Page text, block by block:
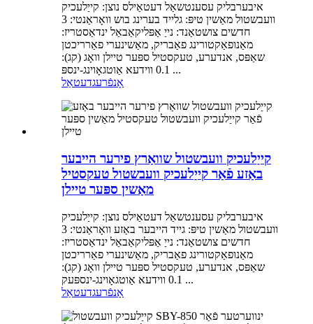
איבערבליק עסענטשאַל דעטאַילס נוצן: קייַלעכיק
וועבשטול מאַשין טיפּ: גלייד בערינג בוש וואָראַנטי: 3
חדשים צושטאַנד: נייַ אַפּליקאַבאַל ינדאַסטריז:
מאַנופאַקטורינג פאַבריק, מאַשינערי פאַרריכטן
שאַפּס, אנדערע, טעקסטיל ספּער טיילן וואָג (קג):
0.1 ווידעא אַוטגאָוינג-ינספּ ...
אָנפֿרעגדעטאַל
קייַלעכיק וועבשטול שוואַרץ פירער הייבער
באַזע פֿאַר קייַלעכיק וועבשטול טעקסטיל
מאַשין ספּער טיילן
איבערבליק עסענטשאַל דעטאַילס נוצן: קייַלעכיק
וועבשטול מאַשין טיפּ: גייד הייבער באַזע וואָראַנטי: 3
חדשים צושטאַנד: נייַ אַפּליקאַבאַל ינדאַסטריז:
מאַנופאַקטורינג פאַבריק, מאַשינערי פאַרריכטן
שאַפּס, אנדערע, טעקסטיל ספּער טיילן וואָג (קג):
0.1 ווידעא אַוטגאָוינג-ינספּעק ...
אָנפֿרעגדעטאַל